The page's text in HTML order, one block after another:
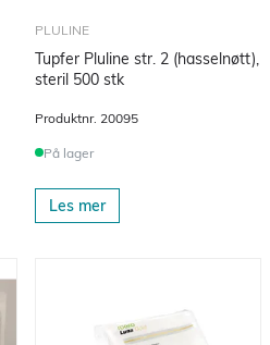
PLULINE
Tupfer Pluline str. 2 (hasselnøtt),
steril 500 stk
Produktnr. 20095
På lager
Les mer